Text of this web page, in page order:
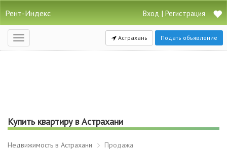
Рент-Индекс Вход | Регистрация
Открыть
навигацию
Астрахань Подать объявление
Купить квартиру в Астрахани
Недвижимость в Астрахани Продажа